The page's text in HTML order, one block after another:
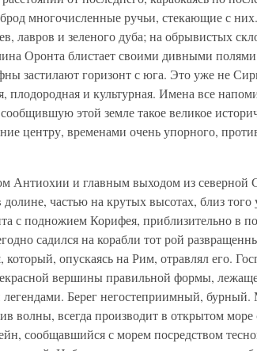
многочисленные ручьи, стекающие с
лавров и зеленого дуба; на обрывистых
Оронта блистает своими дивными
застилают горизонт с юга. Это уже не
плодородная и культурная. Имена все
этой земле такое великое
центру, временами очень упорного,
Антиохии и главным выходом из северной
частью на крутых высотах, близ того
с подножием Корифея, приблизительно в
садился на корабли тот рой
который, опускаясь на Рим, отравлял его.
вершины правильной формы,
легендами. Берег негостеприимный,
волны, всегда производит в открытом море
сообщавшийся с морем посредством